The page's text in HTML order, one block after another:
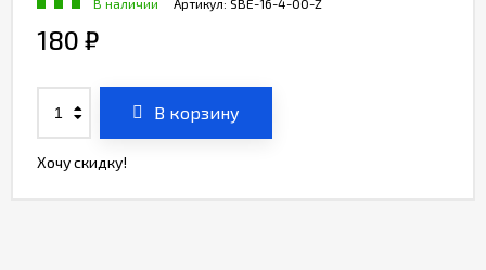
Артикул: SBE-16-4-00-Z
В наличии
180 ₽
В корзину
Хочу скидку!